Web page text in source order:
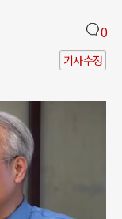
0
기사수정